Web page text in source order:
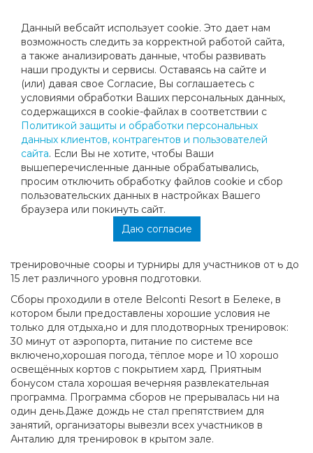
Данный вебсайт использует cookie. Это дает нам
возможность следить за корректной работой сайта,
а также анализировать данные, чтобы развивать
наши продукты и сервисы. Оставаясь на сайте и
(или) давая свое Согласие, Вы соглашаетесь с
условиями обработки Ваших персональных данных,
содержащихся в cookie-файлах в соответствии с
Политикой защиты и обработки персональных
данных клиентов, контрагентов и пользователей
сайта. Если Вы не хотите, чтобы Ваши
вышеперечисленные данные обрабатывались,
просим отключить обработку файлов cookie и сбор
пользовательских данных в настройках Вашего
браузера или покинуть сайт.
Даю согласие
СБОРЫ В ТУРЦИИ - НОЯБРЬ 2021
После двухгодичного перерыва состоялись
долгожданные сборы клуба «Мегаспорт-теннис»,в
которых приняли участие наши ученики и постоянные
участники сборов из других клубов.
В этом году сборы проходили с 30 октября по 7 ноября,
всего в них приняли участие 35 учеников. Команда
тренеров «Мегаспорт-теннис» (Старший тренер Филипп
Мухометов и тренеры: Светлана Ганчурина, Владимир
Портнов, спортивный директор Марат Ибрагимов и
тренировочные сборы и турниры для участников от 6 до
15 лет различного уровня подготовки.
Сборы проходили в отеле Belconti Resort в Белеке, в
котором были предоставлены хорошие условия не
только для отдыха,но и для плодотворных тренировок:
30 минут от аэропорта, питание по системе все
включено,хорошая погода, тёплое море и 10 хорошо
освещённых кортов с покрытием хард. Приятным
бонусом стала хорошая вечерняя развлекательная
программа. Программа сборов не прерывалась ни на
один день.Даже дождь не стал препятствием для
занятий, организаторы вывезли всех участников в
Анталию для тренировок в крытом зале.